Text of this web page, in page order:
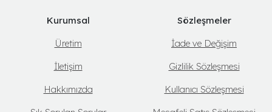
Kurumsal
Üretim
İletişim
Hakkımızda
Sözleşmeler
İade ve Değişim
Gizlilik Sözleşmesi
Kullanıcı Sözleşmesi